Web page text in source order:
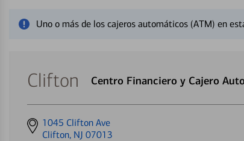
Uno o más de los cajeros automáticos (ATM) en
Clifton Centro Financiero y Cajero
Get
directions
1045 Clifton Ave
Clifton, NJ 07013